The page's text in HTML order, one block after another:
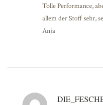
Tolle Performance,
allem der Stoff sehr,
Anja